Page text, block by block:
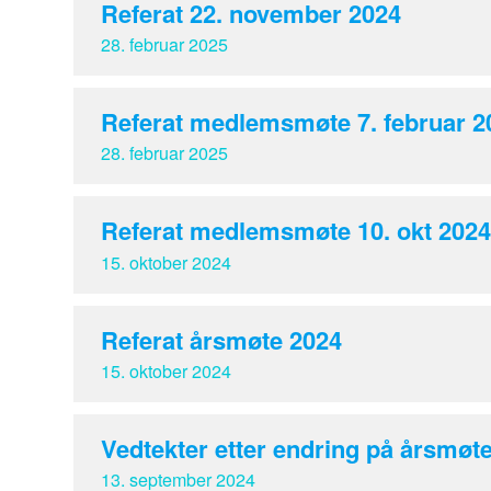
Referat 22. november 2024
28. februar 2025
Referat medlemsmøte 7. februar
28. februar 2025
Referat medlemsmøte 10. okt 2024
15. oktober 2024
Referat årsmøte 2024
15. oktober 2024
Vedtekter etter endring på
13. september 2024